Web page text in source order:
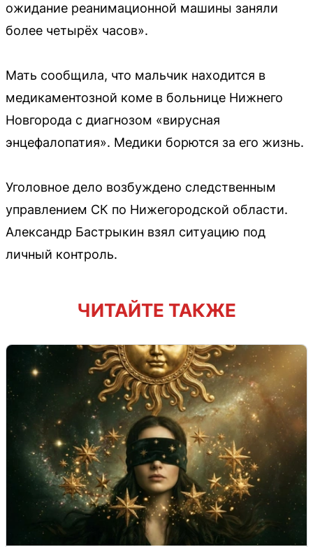
ожидание реанимационной машины заняли
более четырёх часов».
Мать сообщила, что мальчик находится в
медикаментозной коме в больнице Нижнего
Новгорода с диагнозом «вирусная
энцефалопатия». Медики борются за его жизнь.
Уголовное дело возбуждено следственным
управлением СК по Нижегородской области.
Александр Бастрыкин взял ситуацию под
личный контроль.
ЧИТАЙТЕ ТАКЖЕ